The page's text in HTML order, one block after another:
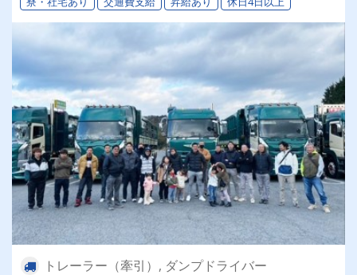
トレーラー（牽引）, ダンプドライバー